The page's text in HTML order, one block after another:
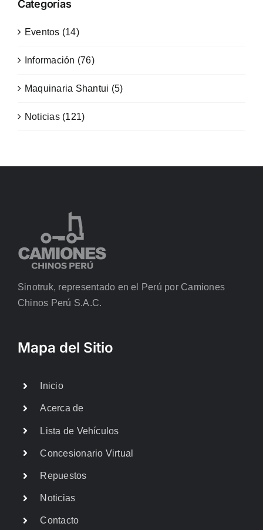
Categorías
Eventos (14)
Información (76)
Maquinaria Shantui (5)
Noticias (121)
Sinotruk, representado en el Perú por Camiones
Chinos Perú S.A.C.
Mapa del Sitio
Inicio
Acerca de
Lista de Vehículos
Concesionario Virtual
Repuestos
Noticias
Contacto